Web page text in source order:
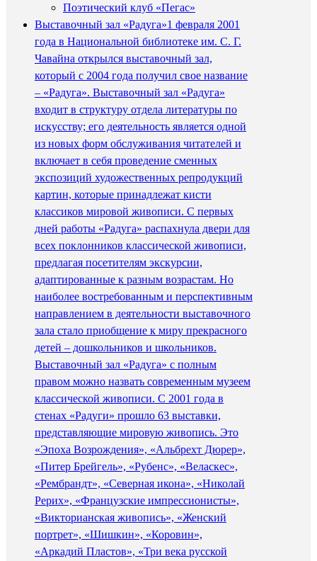
Поэтический клуб «Пегас»
Выставочный зал «Радуга»1 февраля 2001
года в Национальной библиотеке им. С. Г.
Чавайна открылся выставочный зал,
который с 2004 года получил свое название
– «Радуга». Выставочный зал «Радуга»
входит в структуру отдела литературы по
искусству; его деятельность является одной
из новых форм обслуживания читателей и
включает в себя проведение сменных
экспозиций художественных репродукций
картин, которые принадлежат кисти
классиков мировой живописи. С первых
дней работы «Радуга» распахнула двери для
всех поклонников классической живописи,
предлагая посетителям экскурсии,
адаптированные к разным возрастам. Но
наиболее востребованным и перспективным
направлением в деятельности выставочного
зала стало приобщение к миру прекрасного
детей – дошкольников и школьников.
Выставочный зал «Радуга» с полным
правом можно назвать современным музеем
классической живописи. С 2001 года в
стенах «Радуги» прошло 63 выставки,
представляющие мировую живопись. Это
«Эпоха Возрождения», «Альбрехт Дюрер»,
«Питер Брейгель», «Рубенс», «Веласкес»,
«Рембрандт», «Северная икона», «Николай
Рерих», «Французские импрессионисты»,
«Викторианская живопись», «Женский
портрет», «Шишкин», «Коровин»,
«Аркадий Пластов», «Три века русской